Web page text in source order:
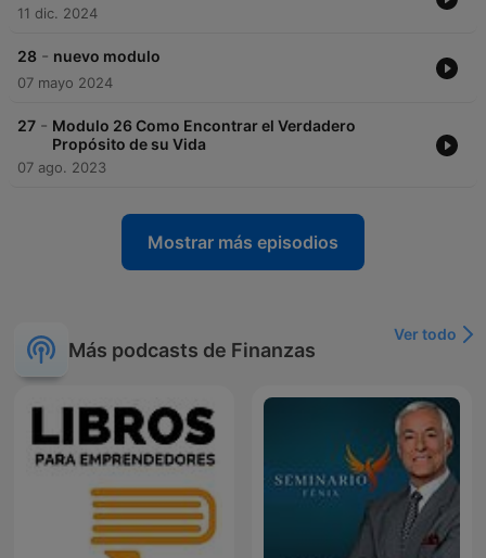
11 dic. 2024
28 - nuevo modulo
07 mayo 2024
27 - Modulo 26 Como Encontrar el Verdadero
Propósito de su Vida
07 ago. 2023
Mostrar más episodios
Más podcasts de Finanzas
Ver todo